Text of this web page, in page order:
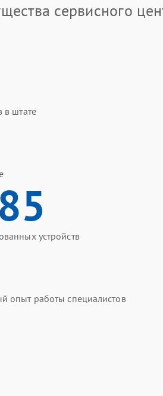
сервисного
в штате
устройств
опыт работы специалистов